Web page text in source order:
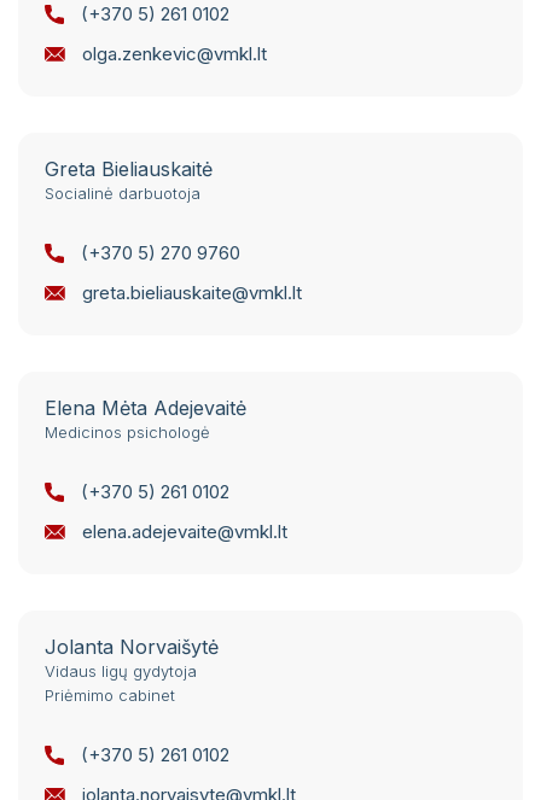
(+370 5) 261 0102
olga.zenkevic@vmkl.lt
Greta Bieliauskaitė
Socialinė darbuotoja
(+370 5) 270 9760
greta.bieliauskaite@vmkl.lt
Elena Mėta Adejevaitė
Medicinos psichologė
(+370 5) 261 0102
elena.adejevaite@vmkl.lt
Jolanta Norvaišytė
Vidaus ligų gydytoja
Priėmimo cabinet
(+370 5) 261 0102
jolanta.norvaisyte@vmkl.lt